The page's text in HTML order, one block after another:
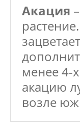
Акация
менее 4-
акацию
возле